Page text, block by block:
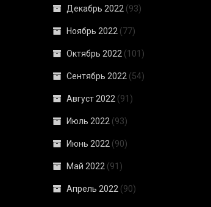
Декабрь 2022 (93)
Ноябрь 2022 (77)
Октябрь 2022 (101)
Сентябрь 2022 (54)
Август 2022 (91)
Июль 2022 (93)
Июнь 2022 (90)
Май 2022 (91)
Апрель 2022 (90)